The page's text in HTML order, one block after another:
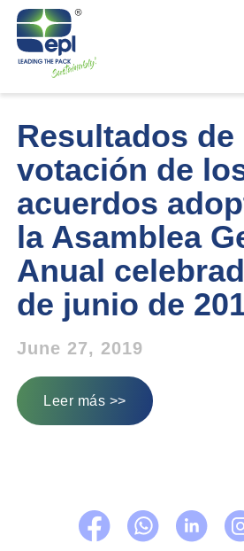
Resultados de
votación de
acuerdos
la Asamblea
Anual
de junio de
June 27, 2019
Leer más >>